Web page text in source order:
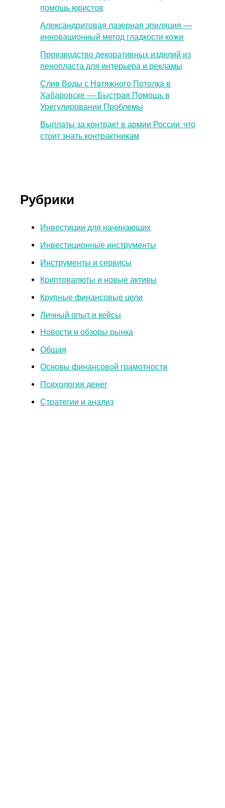
помощь юристов
Александритовая лазерная эпиляция —
инновационный метод гладкости кожи
Производство декоративных изделий из
пенопласта для интерьера и рекламы
Слив Воды с Натяжного Потолка в
Хабаровске — Быстрая Помощь в
Урегулировании Проблемы
Выплаты за контракт в армии России: что
стоит знать контрактникам
Рубрики
Инвестиции для начинающих
Инвестиционные инструменты
Инструменты и сервисы
Криптовалюты и новые активы
Крупные финансовые цели
Личный опыт и кейсы
Новости и обзоры рынка
Общая
Основы финансовой грамотности
Психология денег
Стратегии и анализ